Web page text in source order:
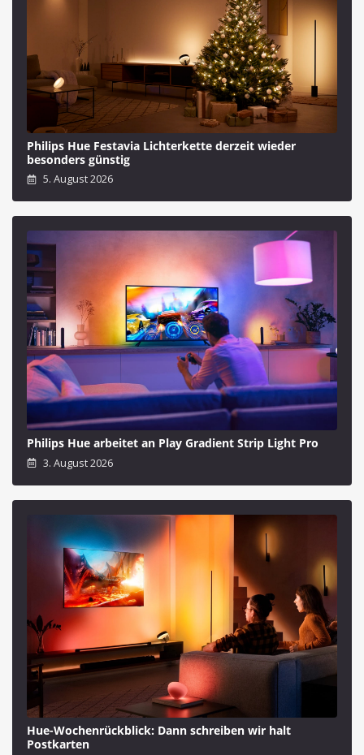
Philips Hue Festavia Lichterkette derzeit wieder
besonders günstig
5. August 2026
Philips Hue arbeitet an Play Gradient Strip Light Pro
3. August 2026
Hue-Wochenrückblick: Dann schreiben wir halt
Postkarten